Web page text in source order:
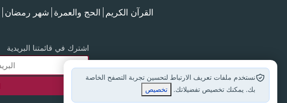
القرآن الكريم الحج والعمرة شهر رمضان
اشترك في قائمتنا البريدية
نستخدم ملفات تعريف الارتباط لتحسين تجربة التصفح الخاصة
بك. يمكنك تخصيص تفضيلاتك.
تخصيص